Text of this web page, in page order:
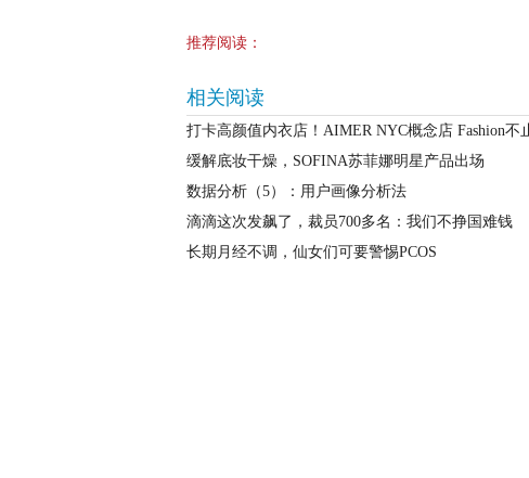
推荐阅读：
相关阅读
打卡高颜值内衣店！AIMER NYC概念店 Fashion不
缓解底妆干燥，SOFINA苏菲娜明星产品出场
数据分析（5）：用户画像分析法
滴滴这次发飙了，裁员700多名：我们不挣国难钱
长期月经不调，仙女们可要警惕PCOS